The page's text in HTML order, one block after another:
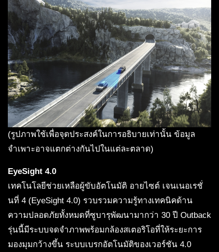
(รูปภาพใช้เพื่อจุดประสงค์ในการอธิบายเท่านั้น ข้อมูล
จำเพาะอาจแตกต่างกันไปในแต่ละตลาด)
EyeSight 4.0
เทคโนโลยีช่วยเหลือผู้ขับอัตโนมัติ อายไซต์ เจนเนอเรชั่
นที่ 4 (EyeSight 4.0) รวบรวมความรู้ทางเทคนิคด้าน
ความปลอดภัยทั้งหมดที่ซูบารุพัฒนามากว่า 30 ปี Outback
รุ่นนี้มีระบบจดจำภาพพร้อมกล้องสเตอริโอที่ให้ระยะการ
มองมุมกว้างขึ้น ระบบเบรกอัตโนมัติของเวอร์ชัน 4.0